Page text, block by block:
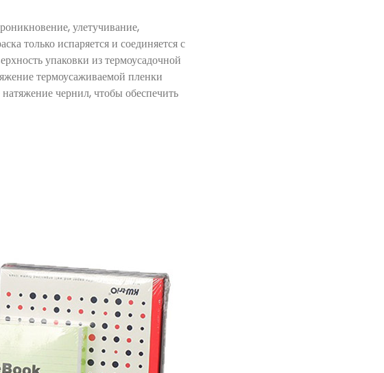
улетучивание,
только испаряется и соединяется с
упаковки из термоусадочной
термоусаживаемой пленки
чернил, чтобы обеспечить